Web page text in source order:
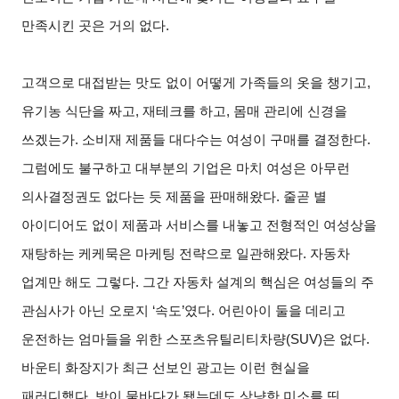
만족시킨 곳은 거의 없다.
고객으로 대접받는 맛도 없이 어떻게 가족들의 옷을 챙기고,
유기농 식단을 짜고, 재테크를 하고, 몸매 관리에 신경을
쓰겠는가. 소비재 제품들 대다수는 여성이 구매를 결정한다.
그럼에도 불구하고 대부분의 기업은 마치 여성은 아무런
의사결정권도 없다는 듯 제품을 판매해왔다. 줄곧 별
아이디어도 없이 제품과 서비스를 내놓고 전형적인 여성상을
재탕하는 케케묵은 마케팅 전략으로 일관해왔다. 자동차
업계만 해도 그렇다. 그간 자동차 설계의 핵심은 여성들의 주
관심사가 아닌 오로지 ‘속도’였다. 어린아이 둘을 데리고
운전하는 엄마들을 위한 스포츠유틸리티차량(SUV)은 없다.
바운티 화장지가 최근 선보인 광고는 이런 현실을
패러디했다. 방이 물바다가 됐는데도 상냥한 미소를 띤